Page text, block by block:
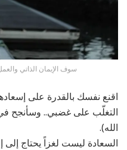
سوف الإيمان الذاتي
اقنع نفسك بالقدرة على
التغلّب على غضبي.. وسأنجح
الله).
السعادة ليست لغزاً يحتاج إلى